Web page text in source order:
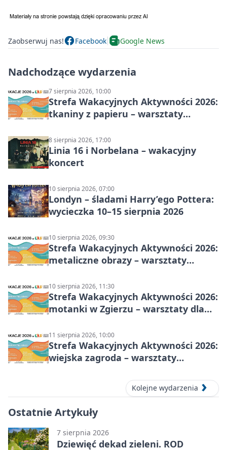
Zaobserwuj nas! Facebook Google News
Nadchodzące wydarzenia
7 sierpnia 2026, 10:00
Strefa Wakacyjnych Aktywności 2026:
tkaniny z papieru – warsztaty
8 sierpnia 2026, 17:00
Linia 16 i Norbelana – wakacyjny
koncert
10 sierpnia 2026, 07:00
Londyn – śladami Harry’ego Pottera:
wycieczka 10–15 sierpnia 2026
10 sierpnia 2026, 09:30
Strefa Wakacyjnych Aktywności 2026:
metaliczne obrazy – warsztaty
10 sierpnia 2026, 11:30
Strefa Wakacyjnych Aktywności 2026:
motanki w Zgierzu – warsztaty dla
11 sierpnia 2026, 10:00
Strefa Wakacyjnych Aktywności 2026:
wiejska zagroda – warsztaty
Kolejne wydarzenia
Ostatnie Artykuły
7 sierpnia 2026
Dziewięć dekad zieleni. ROD